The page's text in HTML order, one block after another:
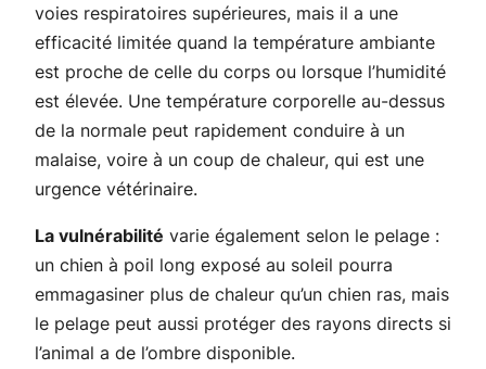
voies respiratoires supérieures, mais il a une
efficacité limitée quand la température ambiante
est proche de celle du corps ou lorsque l’humidité
est élevée. Une température corporelle au-dessus
de la normale peut rapidement conduire à un
malaise, voire à un coup de chaleur, qui est une
urgence vétérinaire.
La vulnérabilité varie également selon le pelage :
un chien à poil long exposé au soleil pourra
emmagasiner plus de chaleur qu’un chien ras, mais
le pelage peut aussi protéger des rayons directs si
l’animal a de l’ombre disponible.